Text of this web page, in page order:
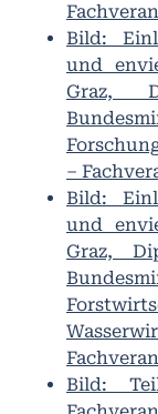
Bild:
und
Graz,
–
Bild:
und
Graz,
Bild: